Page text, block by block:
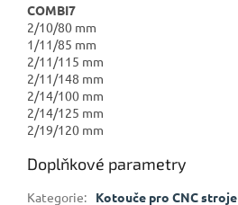
COMBI7
2/10/80 mm
1/11/85 mm
2/11/115 mm
2/11/148 mm
2/14/100 mm
2/14/125 mm
2/19/120 mm
Doplňkové parametry
Kategorie:
Kotouče pro CNC stroje